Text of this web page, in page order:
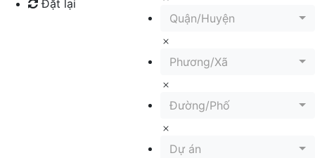
Đặt lại
Quận/Huyện
Phương/Xã
Đường/Phố
Dự án